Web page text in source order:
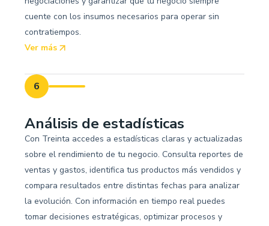
cuente con los insumos necesarios para operar sin
contratiempos.
Ver más
6
Análisis de estadísticas
Con Treinta accedes a estadísticas claras y actualizadas
sobre el rendimiento de tu negocio. Consulta reportes de
ventas y gastos, identifica tus productos más vendidos y
compara resultados entre distintas fechas para analizar
la evolución. Con información en tiempo real puedes
tomar decisiones estratégicas, optimizar procesos y